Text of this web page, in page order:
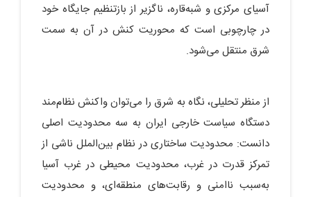
آسیای مرکزی و شبه‌قاره، ناگزیر از بازتنظیم جایگاه خود
در چارچوبی است که محوریت کنش در آن به سمت
شرق منتقل می‌شود.
از منظر تحلیلی، نگاه به شرق را می‌توان واکنش نظام‌مند
دستگاه سیاست خارجی ایران به سه محدودیت اصلی
دانست: محدودیت ساختاری در نظام بین‌الملل ناشی از
تمرکز قدرت در غرب، محدودیت محیطی در غرب آسیا
به‌سبب ناامنی و رقابت‌های منطقه‌ای، و محدودیت